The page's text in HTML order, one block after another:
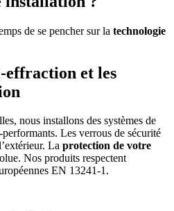
de se pencher sur la technologie
effraction et les
nous installons des systèmes de
Les verrous de sécurité
La protection de votre
Nos produits respectent
EN 13241-1.